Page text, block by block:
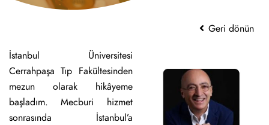
Geri dönün
İstanbul Üniversitesi
Cerrahpaşa Tıp Fakültesinden
mezun olarak hikâyeme
başladım. Mecburi hizmet
sonrasında İstanbul’a